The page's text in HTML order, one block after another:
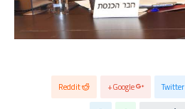
Twitter
Google+
Reddit